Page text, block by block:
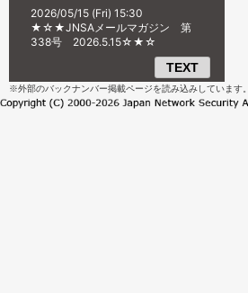
※外部のバックナンバー掲載ページを読み込みしています。